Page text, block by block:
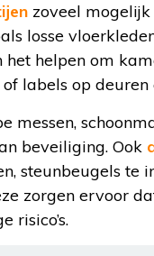
zoveel
losse
helpen om
labels op deuren
messen,
beveiliging. Ook
steunbeugels te
zorgen ervoor
risico’s.